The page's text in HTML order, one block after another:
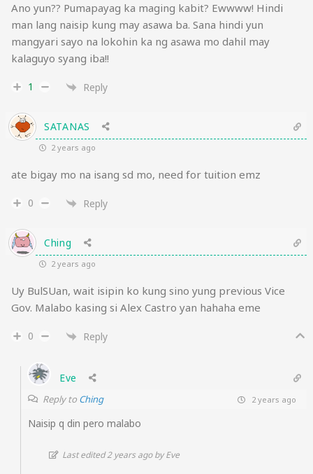
Ano yun?? Pumapayag ka maging kabit? Ewwww! Hindi
man lang naisip kung may asawa ba. Sana hindi yun
mangyari sayo na lokohin ka ng asawa mo dahil may
kalaguyo syang iba!!
1 Reply
SATANAS
2 years ago
ate bigay mo na isang sd mo, need for tuition emz
0 Reply
Ching
2 years ago
Uy BulSUan, wait isipin ko kung sino yung previous Vice
Gov. Malabo kasing si Alex Castro yan hahaha eme
0 Reply
Eve
Reply to Ching 2 years ago
Naisip q din pero malabo
Last edited 2 years ago by Eve